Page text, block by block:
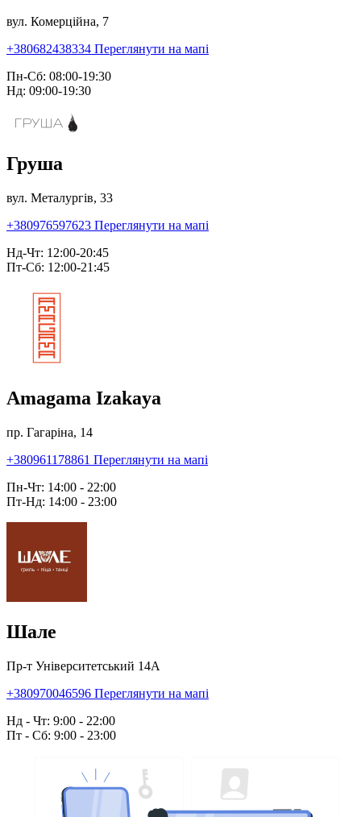
вул. Комерційна, 7
+380682438334 Переглянути на мапі
Пн-Сб: 08:00-19:30
Нд: 09:00-19:30
Груша
вул. Металургів, 33
+380976597623 Переглянути на мапі
Нд-Чт: 12:00-20:45
Пт-Сб: 12:00-21:45
Amagama Izakaya
пр. Гагаріна, 14
+380961178861 Переглянути на мапі
Пн-Чт: 14:00 - 22:00
Пт-Нд: 14:00 - 23:00
Шале
Пр-т Університетський 14А
+380970046596 Переглянути на мапі
Нд - Чт: 9:00 - 22:00
Пт - Сб: 9:00 - 23:00